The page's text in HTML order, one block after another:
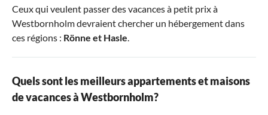
Ceux qui veulent passer des vacances à petit prix à
Westbornholm devraient chercher un hébergement dans
ces régions : Rönne et Hasle.
Quels sont les meilleurs appartements et maisons
de vacances à Westbornholm?